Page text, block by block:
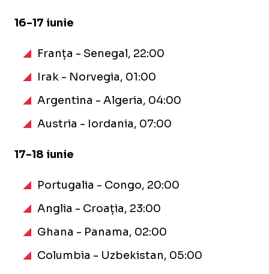
16-17 iunie
Franța - Senegal, 22:00
Irak - Norvegia, 01:00
Argentina - Algeria, 04:00
Austria - Iordania, 07:00
17-18 iunie
Portugalia - Congo, 20:00
Anglia - Croația, 23:00
Ghana - Panama, 02:00
Columbia - Uzbekistan, 05:00